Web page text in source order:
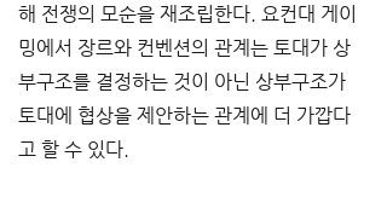
해 전쟁의 모순을 재조립한다. 요컨대 게이
밍에서 장르와 컨벤션의 관계는 토대가 상
부구조를 결정하는 것이 아닌 상부구조가
토대에 협상을 제안하는 관계에 더 가깝다
고 할 수 있다.